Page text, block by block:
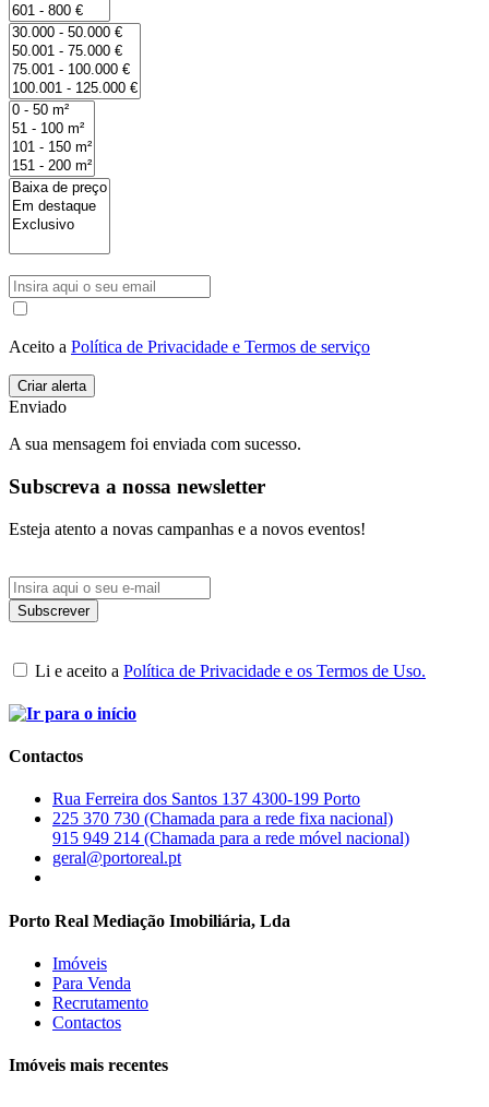
Aceito a Política de Privacidade e Termos de serviço
Enviado
A sua mensagem foi enviada com sucesso.
Subscreva a nossa newsletter
Esteja atento a novas campanhas e a novos eventos!
Li e aceito a Política de Privacidade e os Termos de Uso.
Contactos
Rua Ferreira dos Santos 137 4300-199 Porto
225 370 730 (Chamada para a rede fixa nacional)
915 949 214 (Chamada para a rede móvel nacional)
geral@portoreal.pt
Porto Real Mediação Imobiliária, Lda
Imóveis
Para Venda
Recrutamento
Contactos
Imóveis mais recentes